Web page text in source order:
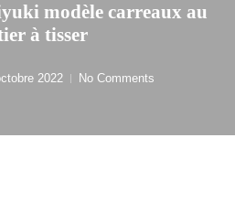
modèle carreaux au
à tisser
2022 No Comments